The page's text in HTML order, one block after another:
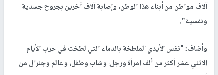
آلاف مواطن من أبناء هذا الوطن، وإصابة آلاف آخرين بجروح جسدية
ونفسية".
وأضاف: "نفس الأيدي الملطخة بالدماء التي لطخت في حرب الأيام
الاثني عشر أكثر من ألف امرأة ورجل، وشاب وطفل، وعالم وجنرال من